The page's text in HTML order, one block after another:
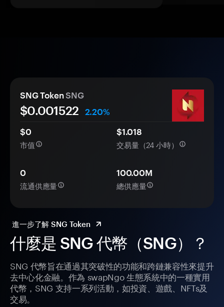
什麼是 SNG 代幣（SNG）？
SNG 代幣旨在通過其突破性的功能和跨鏈兼容性來提升
去中心化金融。作為 swapNgo 生態系統中的一種實用
代幣，SNG 支持一系列活動，如投資、遊戲、NFTs及
交易。
SNG TokenSNG
$0.001522
2.20%
$0
市值
$1.018
交易量（24 小時）
0
流通供應量
100.00M
總供應量
進一步了解 SNG Token